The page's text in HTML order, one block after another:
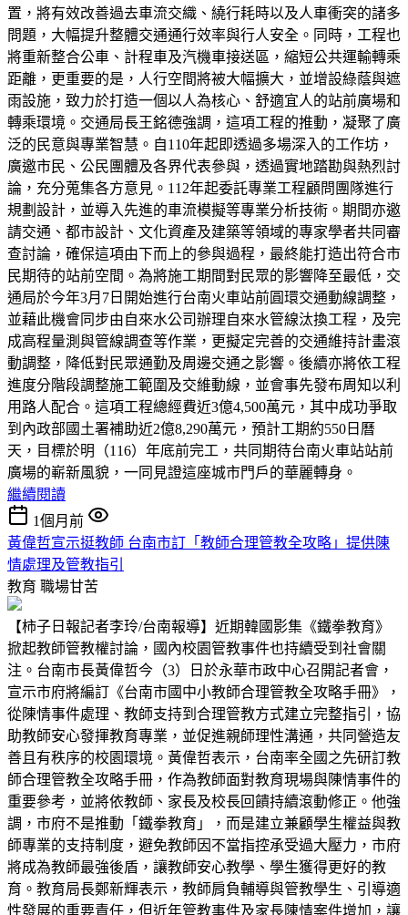
置，將有效改善過去車流交織、繞行耗時以及人車衝突的諸多
問題，大幅提升整體交通通行效率與行人安全。同時，工程也
將重新整合公車、計程車及汽機車接送區，縮短公共運輸轉乘
距離，更重要的是，人行空間將被大幅擴大，並增設綠蔭與遮
雨設施，致力於打造一個以人為核心、舒適宜人的站前廣場和
轉乘環境。交通局長王銘德強調，這項工程的推動，凝聚了廣
泛的民意與專業智慧。自110年起即透過多場深入的工作坊，
廣邀市民、公民團體及各界代表參與，透過實地踏勘與熱烈討
論，充分蒐集各方意見。112年起委託專業工程顧問團隊進行
規劃設計，並導入先進的車流模擬等專業分析技術。期間亦邀
請交通、都市設計、文化資產及建築等領域的專家學者共同審
查討論，確保這項由下而上的參與過程，最終能打造出符合市
民期待的站前空間。為將施工期間對民眾的影響降至最低，交
通局於今年3月7日開始進行台南火車站前圓環交通動線調整，
並藉此機會同步由自來水公司辦理自來水管線汰換工程，及完
成高程量測與管線調查等作業，更擬定完善的交通維持計畫滾
動調整，降低對民眾通勤及周邊交通之影響。後續亦將依工程
進度分階段調整施工範圍及交維動線，並會事先發布周知以利
用路人配合。這項工程總經費近3億4,500萬元，其中成功爭取
到內政部國土署補助近2億8,290萬元，預計工期約550日曆
天，目標於明（116）年底前完工，共同期待台南火車站站前
廣場的嶄新風貌，一同見證這座城市門戶的華麗轉身。
繼續閱讀
1個月前
黃偉哲宣示挺教師 台南市訂「教師合理管教全攻略」提供陳
情處理及管教指引
教育 職場甘苦
【柿子日報記者李玲/台南報導】近期韓國影集《鐵拳教育》
掀起教師管教權討論，國內校園管教事件也持續受到社會關
注。台南市長黃偉哲今（3）日於永華市政中心召開記者會，
宣示市府將編訂《台南市國中小教師合理管教全攻略手冊》，
從陳情事件處理、教師支持到合理管教方式建立完整指引，協
助教師安心發揮教育專業，並促進親師理性溝通，共同營造友
善且有秩序的校園環境。黃偉哲表示，台南率全國之先研訂教
師合理管教全攻略手冊，作為教師面對教育現場與陳情事件的
重要參考，並將依教師、家長及校長回饋持續滾動修正。他強
調，市府不是推動「鐵拳教育」，而是建立兼顧學生權益與教
師專業的支持制度，避免教師因不當指控承受過大壓力，市府
將成為教師最強後盾，讓教師安心教學、學生獲得更好的教
育。教育局長鄭新輝表示，教師肩負輔導與管教學生、引導適
性發展的重要責任，但近年管教事件及家長陳情案件增加，讓